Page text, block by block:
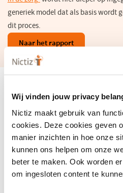
Wij vinden jouw privacy
Nictiz maakt gebruik van
cookies. Deze cookies geven
manier inzichten in hoe onze
kunnen ons helpen om onze
beter te maken. Ook worden
om ingesloten content te
generiek model dat als basis wordt
dit proces.
Naar het rapport
informatiestandaarden
Informatiestandaarden in de zorg
voor één specifieke toepassing
toepassingonafhankelijk zijn: zibs
op informatieniveau. Door deze
beheer van de zibs en van